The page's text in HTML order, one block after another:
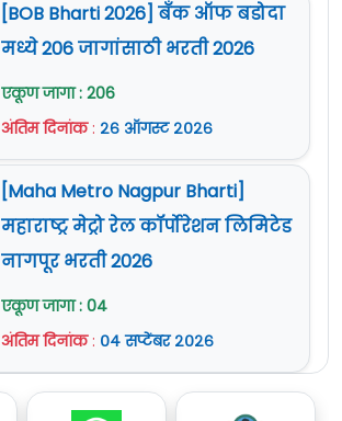
[BOB Bharti 2026] बँक ऑफ बडोदा
मध्ये 206 जागांसाठी भरती 2026
एकूण जागा : 206
अंतिम दिनांक: २६ ऑगस्ट २०२६
[Maha Metro Nagpur Bharti]
महाराष्ट्र मेट्रो रेल कॉर्पोरेशन लिमिटेड
नागपूर भरती 2026
एकूण जागा : 04
अंतिम दिनांक: ०४ सप्टेंबर २०२६